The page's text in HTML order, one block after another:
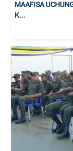
MAAFISA
K...